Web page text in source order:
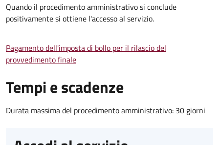
Quando il procedimento amministrativo si conclude
positivamente si ottiene l'accesso al servizio.
Pagamento dell'imposta di bollo per il rilascio del
provvedimento finale
Tempi e scadenze
Durata massima del procedimento amministrativo: 30 giorni